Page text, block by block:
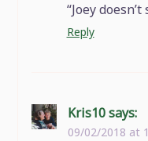
“Joey
Reply
Kris10 says:
09/02/2018 at